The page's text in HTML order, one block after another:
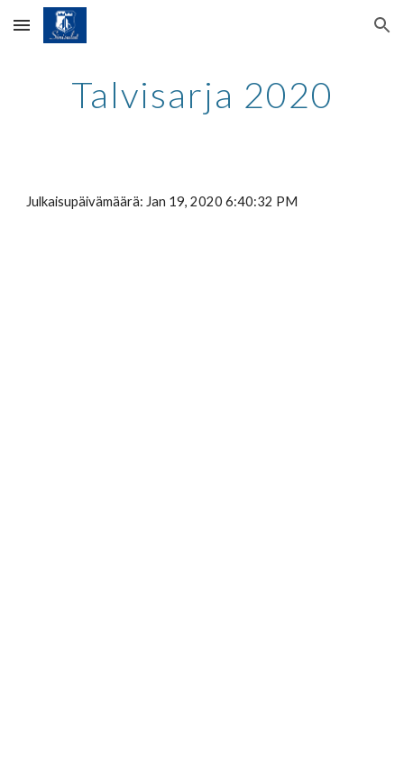
Skip to main content Skip to navigation
Talvisarja 2020
Julkaisupäivämäärä: Jan 19, 2020 6:40:32 PM